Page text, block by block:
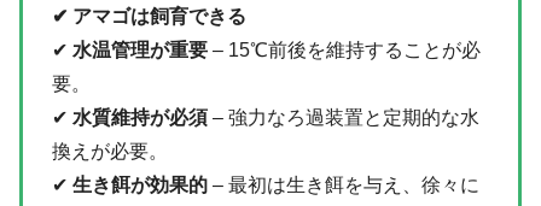
✔ アマゴは飼育できる
✔ 水温管理が重要 – 15℃前後を維持することが必
要。
✔ 水質維持が必須 – 強力なろ過装置と定期的な水
換えが必要。
✔ 生き餌が効果的 – 最初は生き餌を与え、徐々に